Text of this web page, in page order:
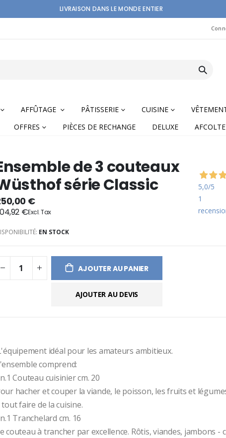
LIVRAISON DANS LE MONDE ENTIER
AFFÛTAGE PÂTISSERIE CUISINE
OFFRES PIÈCES DE RECHANGE DELUXE
de 3 couteaux
série Classic
5,0/5
1
€
€
EN STOCK
AJOUTER AU PANIER
AJOUTER AU DEVIS
idéal pour les amateurs ambitieux.
comprend:
Couteau cuisinier cm. 20
hacher et couper la viande, le poisson, les fruits et
tout faire de la cuisine.
Tranchelard cm. 16
couteau à trancher par excellence. Rôtis, viandes, jambons -